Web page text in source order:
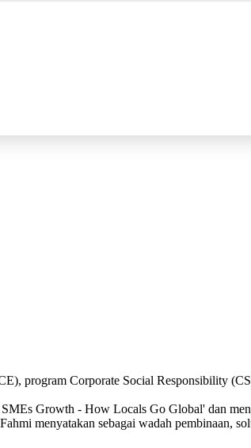
program Corporate Social Responsibility
Growth - How Locals Go Global' dan
menyatakan sebagai wadah pembinaan,